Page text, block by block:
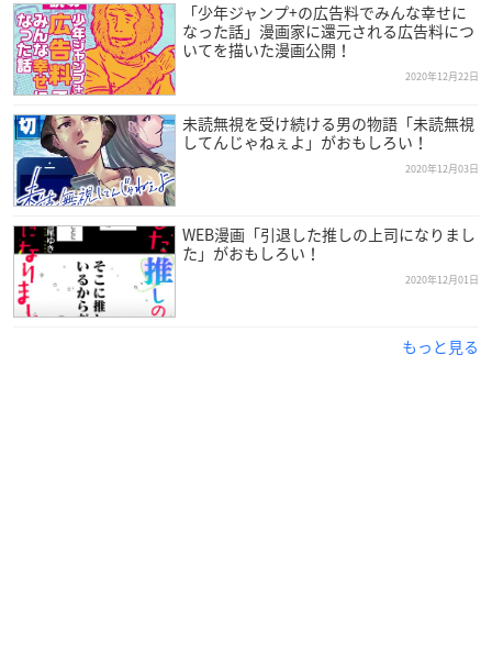
「少年ジャンプ+の広告料でみんな幸せに
なった話」漫画家に還元される広告料につ
いてを描いた漫画公開！
2020年12月22日
未読無視を受け続ける男の物語「未読無視
してんじゃねぇよ」がおもしろい！
2020年12月03日
WEB漫画「引退した推しの上司になりまし
た」がおもしろい！
2020年12月01日
もっと見る